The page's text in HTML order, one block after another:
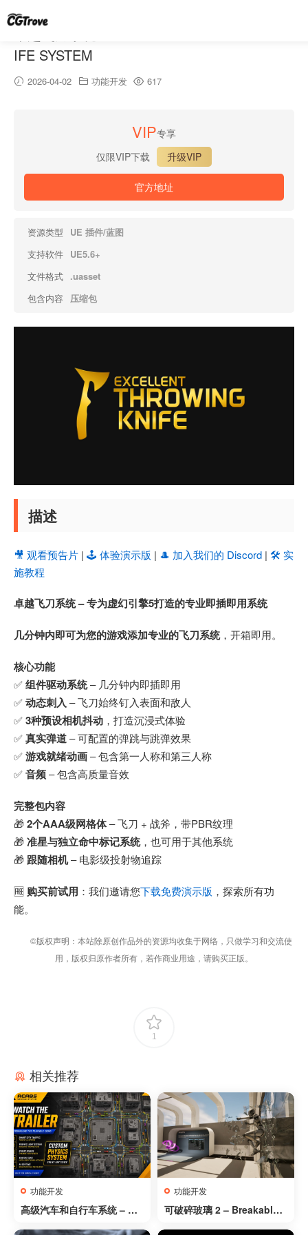
IFE SYSTEM
2026-04-02 功能开发 617
VIP专享
仅限VIP下载
升级VIP
官方地址
资源类型
UE 插件/蓝图
支持软件 UE5.6+
文件格式 .uasset
包含内容
压缩包
描述
🎥 观看预告片 | 🕹️ 体验演示版 | 🎩 加入我们的 Discord | 🛠️ 实
施教程
卓越飞刀系统 – 专为虚幻引擎5打造的专业即插即用系统
几分钟内即可为您的游戏添加专业的飞刀系统，开箱即用。
核心功能
✅组件驱动系统– 几分钟内即插即用
✅动态刺入 – 飞刀始终钉入表面和敌人
✅3种预设相机抖动 ，打造沉浸式体验
✅真实弹道– 可配置的弹跳与跳弹效果
✅游戏就绪动画– 包含第一人称和第三人称
✅音频– 包含高质量音效
完整包内容
🎁 2个AAA级网格体– 飞刀 + 战斧，带PBR纹理
🎁 准星与独立命中标记系统，也可用于其他系统
🎁 跟随相机– 电影级投射物追踪
🆓 购买前试用 ：我们邀请您下载免费演示版 ，探索所有功
能。
©版权声明：本站除原创作品外的资源均收集于网络，只做学习和交流使
用，版权归原作者所有，若作商业用途，请购买正版。
1
相关推荐
功能开发
高级汽车和自行车系统 – 车
功能开发
可破碎玻璃 2 – Breakable